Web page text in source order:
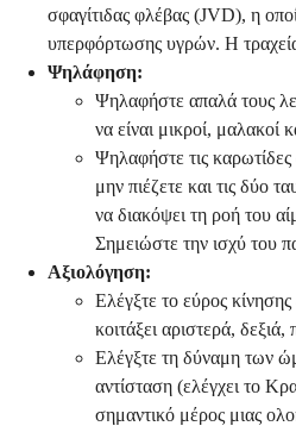
σφαγίτιδας φλέβας (JVD), η
υπερφόρτωσης υγρών. Η
Ψηλάφηση:
Ψηλαφήστε απαλά τους
να είναι μικροί, μαλακοί
Ψηλαφήστε τις καρωτίδες
μην πιέζετε και τις δύο
να διακόψει τη ροή του
Σημειώστε την ισχύ του
Αξιολόγηση:
Ελέγξτε το εύρος
κοιτάξει αριστερά,
Ελέγξτε τη δύναμη των
αντίσταση (ελέγχει το
σημαντικό μέρος μιας